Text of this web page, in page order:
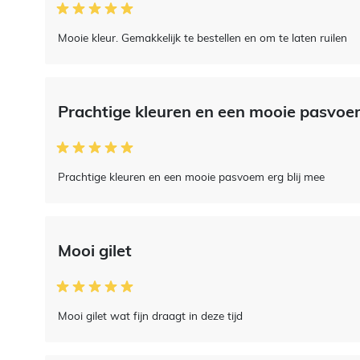
Mooie kleur. Gemakkelijk te bestellen en om te laten ruilen
Prachtige kleuren en een mooie
Prachtige kleuren en een mooie pasvoem erg blij mee
Mooi gilet
Mooi gilet wat fijn draagt in deze tijd